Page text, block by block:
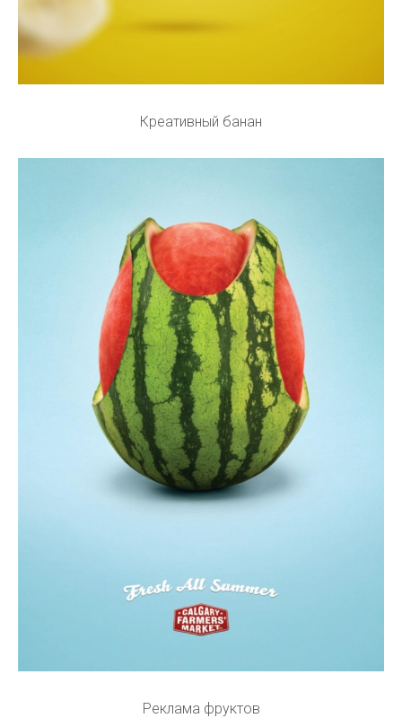
Креативный банан
Реклама фруктов